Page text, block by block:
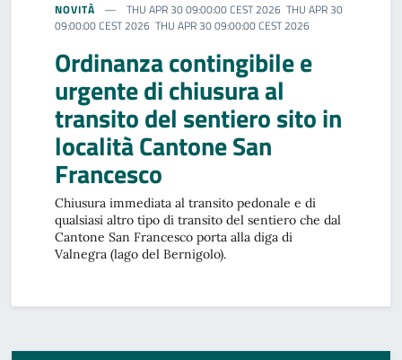
NOVITÀ
THU APR 30 09:00:00 CEST 2026 THU APR 30
09:00:00 CEST 2026 THU APR 30 09:00:00 CEST 2026
Ordinanza contingibile e
urgente di chiusura al
transito del sentiero sito in
località Cantone San
Francesco
Chiusura immediata al transito pedonale e di
qualsiasi altro tipo di transito del sentiero che dal
Cantone San Francesco porta alla diga di
Valnegra (lago del Bernigolo).